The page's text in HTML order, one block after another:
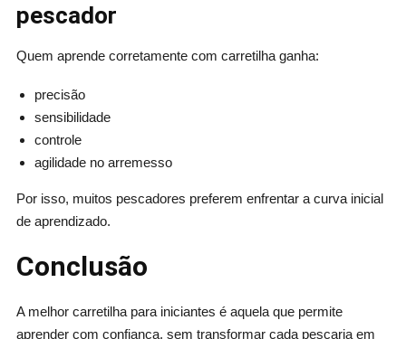
pescador
Quem aprende corretamente com carretilha ganha:
precisão
sensibilidade
controle
agilidade no arremesso
Por isso, muitos pescadores preferem enfrentar a curva inicial
de aprendizado.
Conclusão
A melhor carretilha para iniciantes é aquela que permite
aprender com confiança, sem transformar cada pescaria em